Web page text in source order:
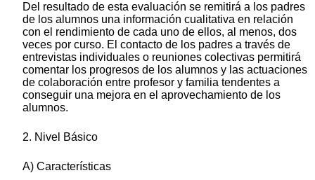
Del resultado de esta evaluación se remitirá a los padres
de los alumnos una información cualitativa en relación
con el rendimiento de cada uno de ellos, al menos, dos
veces por curso. El contacto de los padres a través de
entrevistas individuales o reuniones colectivas permitirá
comentar los progresos de los alumnos y las actuaciones
de colaboración entre profesor y familia tendentes a
conseguir una mejora en el aprovechamiento de los
alumnos.
2. Nivel Básico
A) Características